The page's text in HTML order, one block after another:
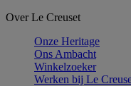
Over Le Creuset
Onze Heritage
Ons Ambacht
Winkelzoeker
Werken bij Le